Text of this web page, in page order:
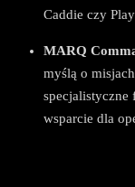
Caddie czy
MARQ
myślą o
wsparcie dla